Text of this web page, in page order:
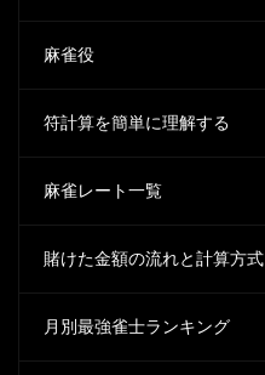
麻雀役
符計算を簡単に理解する
麻雀レート一覧
賭けた金額の流れと計算方式
月別最強雀士ランキング